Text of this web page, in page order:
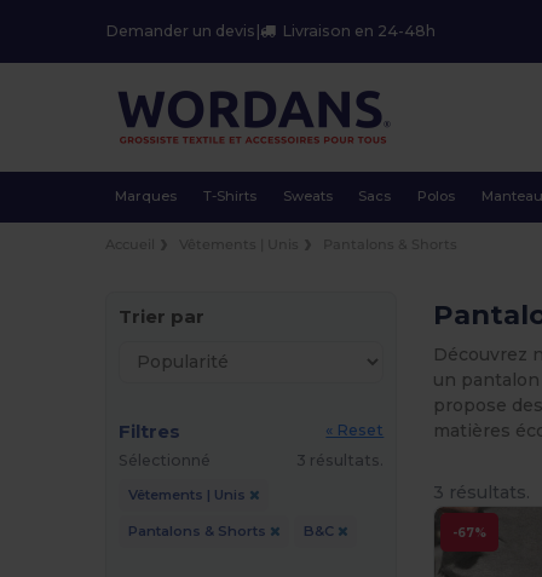
Demander un devis Livraison en 24-48h
Marques T-Shirts Sweats Sacs Polos
Trier par
Filtres
« Reset
Sélectionné
3 résultats.
Vêtements | Unis
Pantalons & Shorts B&C
Découvrez
un
propose
matières
3 résultats.
-67%